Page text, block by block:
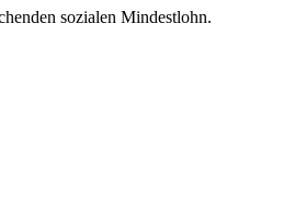
sozialen Mindestlohn.